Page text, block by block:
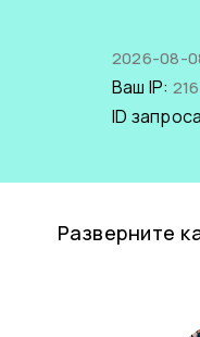
2026-08-
Ваш IP:
ID
Разверните